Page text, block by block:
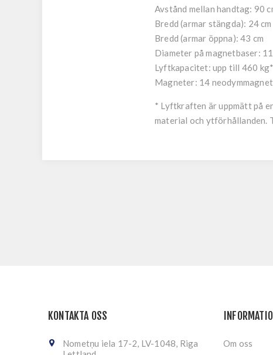
Avstånd mellan handtag: 90
Bredd (armar stängda): 24 cm
Bredd (armar öppna): 43 cm
Diameter på magnetbaser:
Lyftkapacitet: upp till 460 kg*
Magneter: 14
* Lyftkraften är uppmätt på
material och ytförhållanden.
KONTAKTA OSS
Nometņu iela 17-2, LV-1048, Riga
Om oss